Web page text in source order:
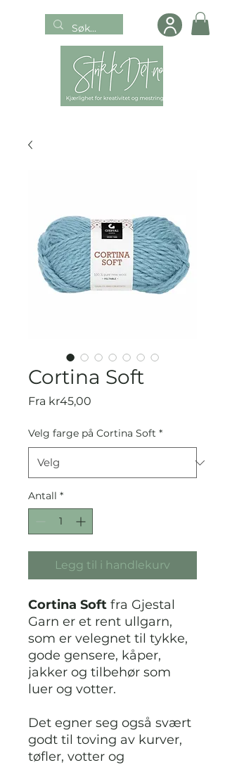
Cortina Soft
Fra kr45,00
Velg farge på Cortina Soft *
Antall *
Legg til i handlekurv
Cortina Soft fra Gjestal
Garn er et rent ullgarn,
som er velegnet til tykke,
gode gensere, kåper,
jakker og tilbehør som
luer og votter.
Det egner seg også svært
godt til toving av kurver,
tøfler, votter og